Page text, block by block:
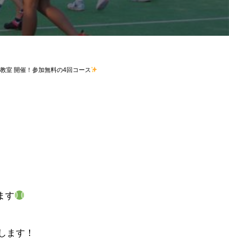
室 開催！参加無料の4回コース
す
ます！